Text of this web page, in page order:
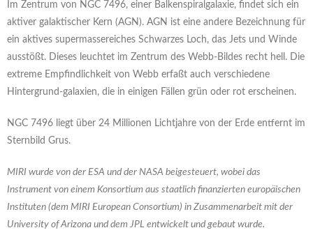
Im Zentrum von NGC 7496, einer Balkenspiralgalaxie, findet sich ein
aktiver galaktischer Kern (AGN). AGN ist eine andere Bezeichnung für
ein aktives supermassereiches Schwarzes Loch, das Jets und Winde
ausstößt. Dieses leuchtet im Zentrum des Webb-Bildes recht hell. Die
extreme Empfindlichkeit von Webb erfaßt auch verschiedene
Hintergrund-galaxien, die in einigen Fällen grün oder rot erscheinen.
NGC 7496 liegt über 24 Millionen Lichtjahre von der Erde entfernt im
Sternbild Grus.
MIRI wurde von der ESA und der NASA beigesteuert, wobei das
Instrument von einem Konsortium aus staatlich finanzierten europäischen
Instituten (dem MIRI European Consortium) in Zusammenarbeit mit der
University of Arizona und dem JPL entwickelt und gebaut wurde.